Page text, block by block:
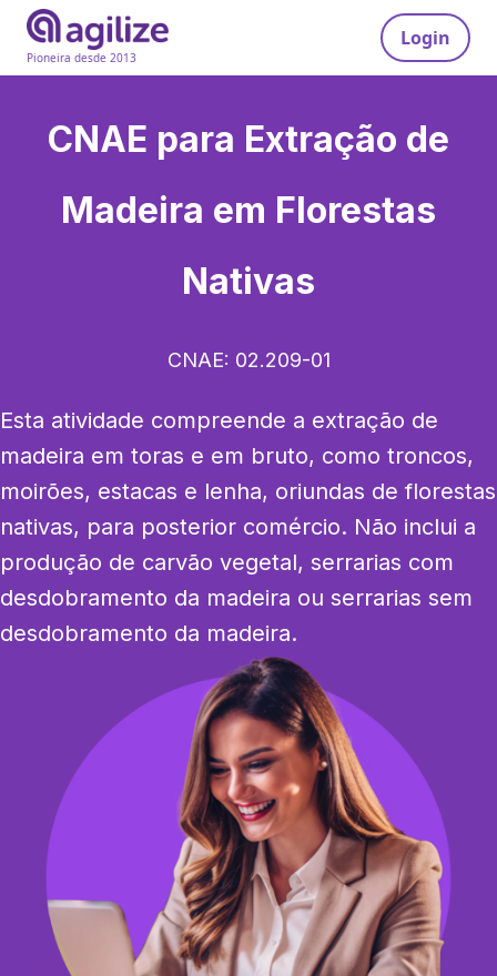
Pioneira desde 2013
Login
CNAE para Extração de
Madeira em Florestas
Nativas
CNAE: 02.209-01
Esta atividade compreende a extração de
madeira em toras e em bruto, como troncos,
moirões, estacas e lenha, oriundas de florestas
nativas, para posterior comércio. Não inclui a
produção de carvão vegetal, serrarias com
desdobramento da madeira ou serrarias sem
desdobramento da madeira.